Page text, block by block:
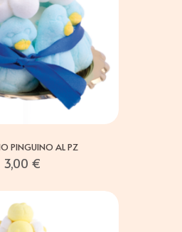
PINGUINO AL PZ
3,00 €